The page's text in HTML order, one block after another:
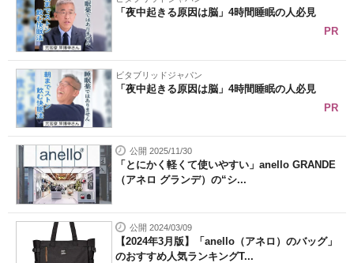
「夜中起きる原因は脳」4時間睡眠の人必見
PR
ビタブリッドジャパン
「夜中起きる原因は脳」4時間睡眠の人必見
PR
公開 2025/11/30
「とにかく軽くて使いやすい」anello GRANDE
（アネロ グランデ）の“シ...
公開 2024/03/09
【2024年3月版】「anello（アネロ）のバッグ」
のおすすめ人気ランキングT...